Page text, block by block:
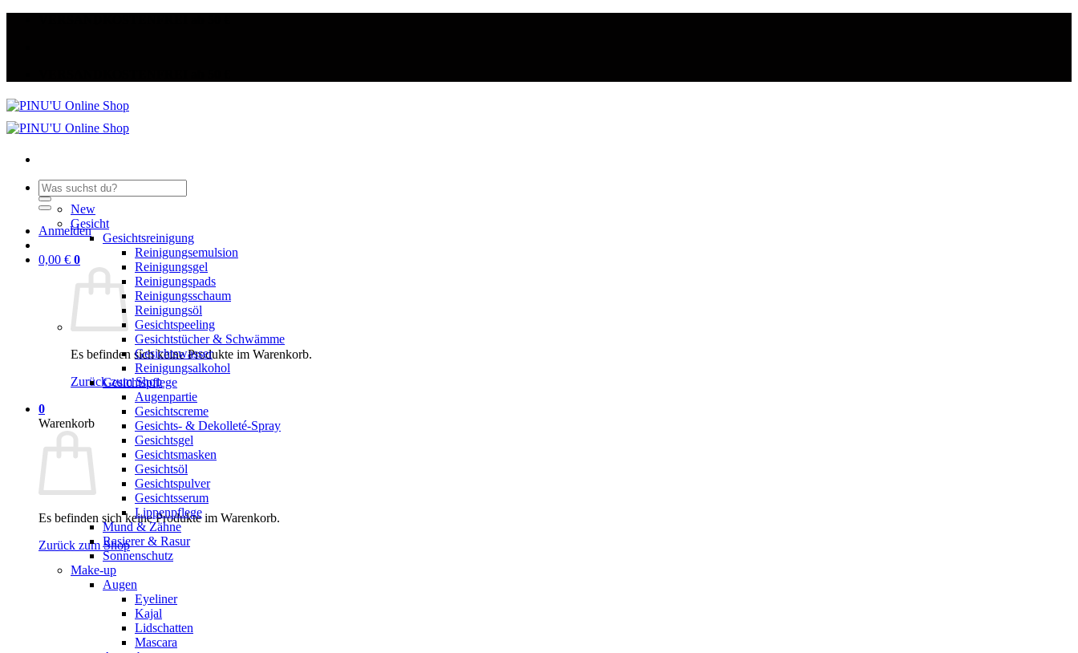
Suche
nach:
Anmelden
0,00 € 0
Es befinden sich keine Produkte im Warenkorb.
Zurück zum Shop
0
Warenkorb
Es befinden sich keine Produkte im Warenkorb.
Zurück zum Shop
New
Gesicht
Gesichtsreinigung
Reinigungsemulsion
Reinigungsgel
Reinigungspads
Reinigungsschaum
Reinigungsöl
Gesichtspeeling
Gesichtstücher & Schwämme
Gesichtswasser
Reinigungsalkohol
Gesichtspflege
Augenpartie
Gesichtscreme
Gesichts- & Dekolleté-Spray
Gesichtsgel
Gesichtsmasken
Gesichtsöl
Gesichtspulver
Gesichtsserum
Lippenpflege
Mund & Zähne
Rasierer & Rasur
Sonnenschutz
Make-up
Augen
Eyeliner
Kajal
Lidschatten
Mascara